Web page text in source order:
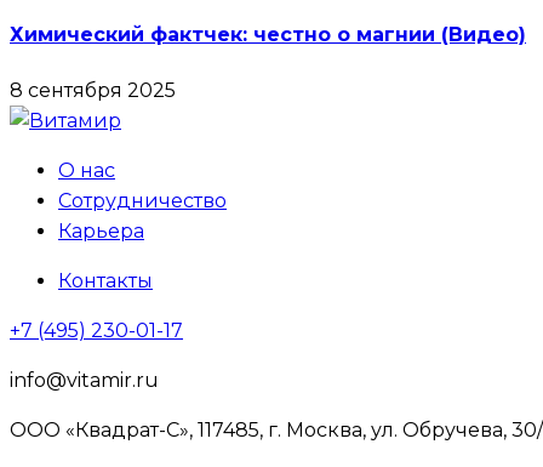
Химический фактчек: честно о магнии (Видео)
8 сентября 2025
О нас
Сотрудничество
Карьера
Контакты
+7 (495) 230-01-17
info@vitamir.ru
ООО «Квадрат-С», 117485, г. Москва, ул. Обручева, 30/